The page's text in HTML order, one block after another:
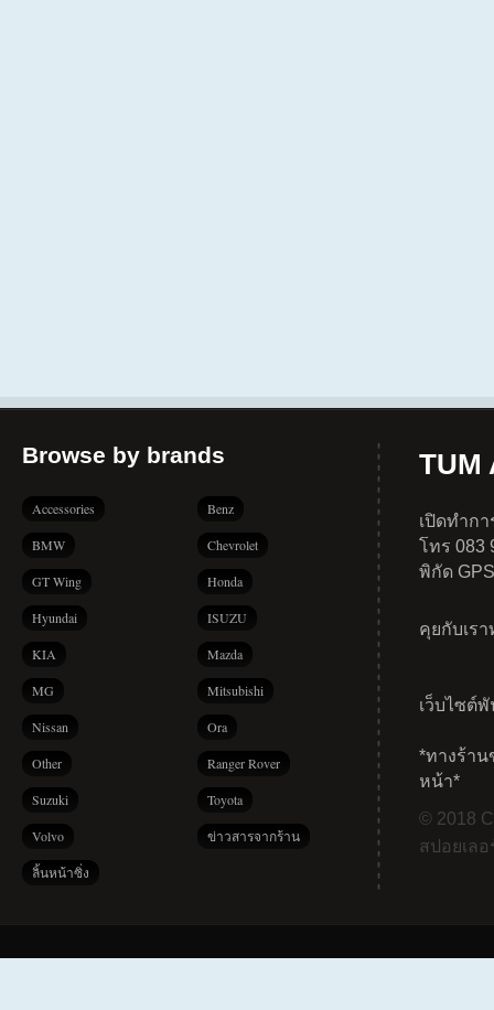
Browse by brands
Accessories Benz
BMW Chevrolet
GT Wing Honda
Hyundai ISUZU
KIA Mazda
MG Mitsubishi
Nissan Ora
Other Ranger Rover
Suzuki Toyota
Volvo ข่าวสารจากร้าน
ลิ้นหน้าซิ่ง
TUM
เปิดทำก
โทร 083
พิกัด
คุยกับเร
เว็บไซต์
*ทางร้าน
หน้า*
© 2018
สปอยเล